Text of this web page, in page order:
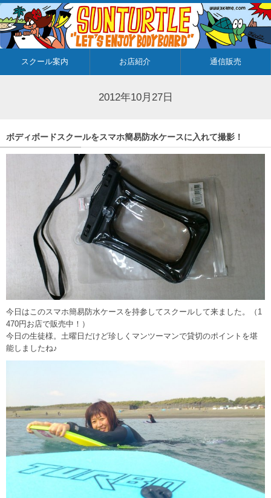
スクール案内 お店紹介 通信販売
2012年10月27日
ボディボードスクールをスマホ簡易防水ケースに入れて撮影！
今日はこのスマホ簡易防水ケースを持参してスクールして来ました。（1
470円お店で販売中！）
今日の生徒様。土曜日だけど珍しくマンツーマンで貸切のポイントを堪
能しましたね♪